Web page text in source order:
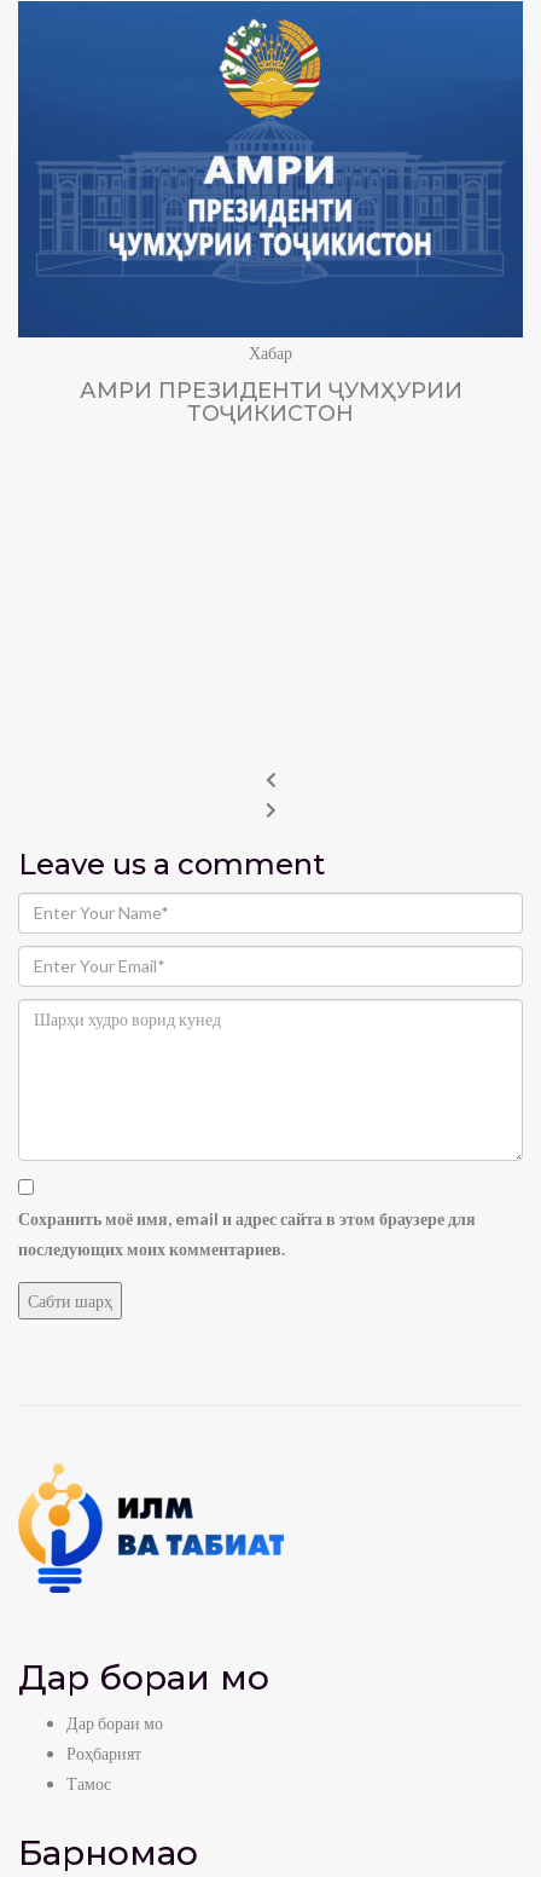
Хабар
АМРИ ПРЕЗИДЕНТИ ҶУМҲУРИИ
ТОҶИКИСТОН
Leave us a comment
Сохранить моё имя, email и адрес сайта в этом браузере для
последующих моих комментариев.
Дар бораи мо
Дар бораи мо
Роҳбарият
Тамос
Барномаҳо